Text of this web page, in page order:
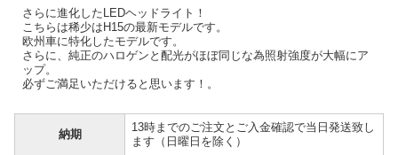
さらに進化したLEDヘッドライト！
こちらは稀少はH15の最新モデルです。
欧州車に特化したモデルです。
さらに、純正のハロゲンと配光がほぼ同じな為照射強度が大幅にア
ップ。
必ずご満足いただけると思います！。
納期
13時までのご注文とご入金確認で当日発送致し
ます（日曜日を除く）